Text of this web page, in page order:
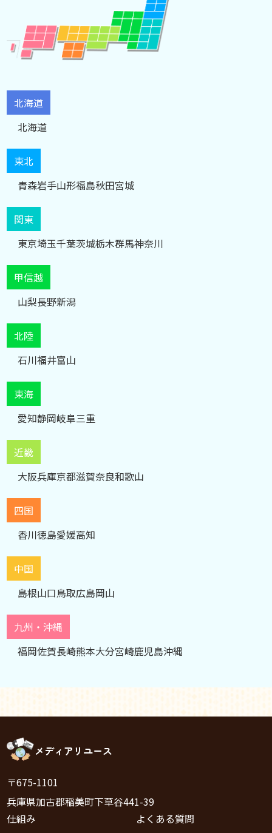
北海道
北海道
東北
青森岩手山形福島秋田宮城
関東
東京埼玉千葉茨城栃木群馬神奈川
甲信越
山梨長野新潟
北陸
石川福井富山
東海
愛知静岡岐阜三重
近畿
大阪兵庫京都滋賀奈良和歌山
四国
香川徳島愛媛高知
中国
島根山口鳥取広島岡山
九州・沖縄
福岡佐賀長崎熊本大分宮崎鹿児島沖縄
メディアリユース
〒675-1101
兵庫県加古郡稲美町下草谷441-39
仕組み
よくある質問